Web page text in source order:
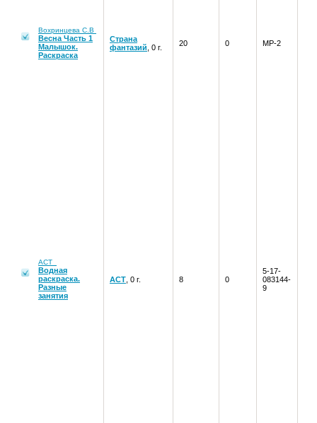
Вохринцева С.В
Весна Часть 1
Малышок.
Раскраска
Страна
фантазий , 0 г. 20 0 МР-2
АСТ
Водная
раскраска.
Разные
занятия
АСТ , 0 г. 8 0
5-17-
083144-
9